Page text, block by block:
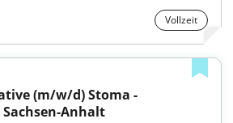
Vollzeit
(m/w/d) Stoma -
Anhalt